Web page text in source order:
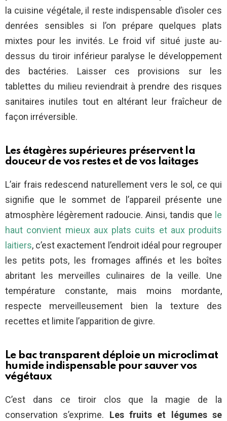
la cuisine végétale, il reste indispensable d’isoler ces
denrées sensibles si l’on prépare quelques plats
mixtes pour les invités. Le froid vif situé juste au-
dessus du tiroir inférieur paralyse le développement
des bactéries. Laisser ces provisions sur les
tablettes du milieu reviendrait à prendre des risques
sanitaires inutiles tout en altérant leur fraîcheur de
façon irréversible.
Les étagères supérieures préservent la
douceur de vos restes et de vos laitages
L’air frais redescend naturellement vers le sol, ce qui
signifie que le sommet de l’appareil présente une
atmosphère légèrement radoucie. Ainsi, tandis que le
haut convient mieux aux plats cuits et aux produits
laitiers, c’est exactement l’endroit idéal pour regrouper
les petits pots, les fromages affinés et les boîtes
abritant les merveilles culinaires de la veille. Une
température constante, mais moins mordante,
respecte merveilleusement bien la texture des
recettes et limite l’apparition de givre.
Le bac transparent déploie un microclimat
humide indispensable pour sauver vos
végétaux
C’est dans ce tiroir clos que la magie de la
conservation s’exprime. Les fruits et légumes se